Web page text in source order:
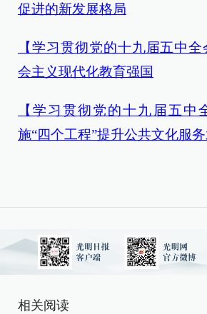
促进的新发展格局
【学习贯彻党的十九届五中
会主义现代化教育强国
【学习贯彻党的十九届五中
施“四个工程”提升公共文化服
相关阅读